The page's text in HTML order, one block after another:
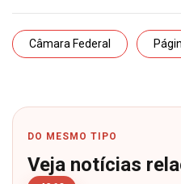
Câmara Federal
DO MESMO TIPO
Veja notícias